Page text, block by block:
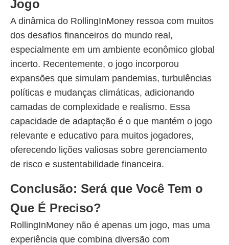
Jogo
A dinâmica do RollingInMoney ressoa com muitos
dos desafios financeiros do mundo real,
especialmente em um ambiente econômico global
incerto. Recentemente, o jogo incorporou
expansões que simulam pandemias, turbulências
políticas e mudanças climáticas, adicionando
camadas de complexidade e realismo. Essa
capacidade de adaptação é o que mantém o jogo
relevante e educativo para muitos jogadores,
oferecendo lições valiosas sobre gerenciamento
de risco e sustentabilidade financeira.
Conclusão: Será que Você Tem o
Que É Preciso?
RollingInMoney não é apenas um jogo, mas uma
experiência que combina diversão com